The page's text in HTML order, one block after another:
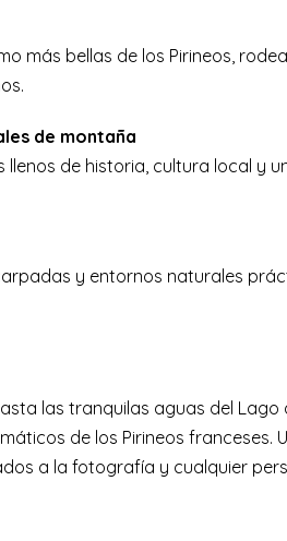
más bellas de los Pirineos,
de montaña
de historia, cultura local y
y entornos naturales
las tranquilas aguas del Lago
de los Pirineos
a la fotografía y cualquier